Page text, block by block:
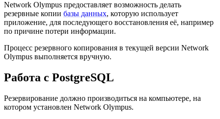
Network Olympus предоставляет возможность делать
резервные копии базы данных, которую использует
приложение, для последующего восстановления её, например
по причине потери информации.
Процесс резервного копирования в текущей версии Network
Olympus выполняется вручную.
Работа с PostgreSQL
Резервирование должно производиться на компьютере, на
котором установлен Network Olympus.